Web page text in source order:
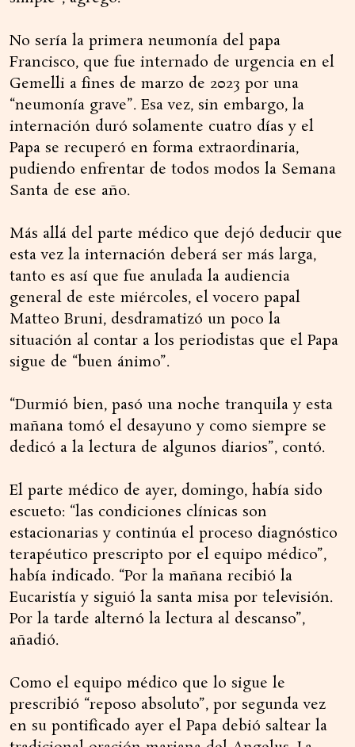
No sería la primera neumonía del papa
Francisco, que fue internado de urgencia en el
Gemelli a fines de marzo de 2023 por una
“neumonía grave”. Esa vez, sin embargo, la
internación duró solamente cuatro días y el
Papa se recuperó en forma extraordinaria,
pudiendo enfrentar de todos modos la Semana
Santa de ese año.
Más allá del parte médico que dejó deducir que
esta vez la internación deberá ser más larga,
tanto es así que fue anulada la audiencia
general de este miércoles, el vocero papal
Matteo Bruni, desdramatizó un poco la
situación al contar a los periodistas que el Papa
sigue de “buen ánimo”.
“Durmió bien, pasó una noche tranquila y esta
mañana tomó el desayuno y como siempre se
dedicó a la lectura de algunos diarios”, contó.
El parte médico de ayer, domingo, había sido
escueto: “las condiciones clínicas son
estacionarias y continúa el proceso diagnóstico
terapéutico prescripto por el equipo médico”,
había indicado. “Por la mañana recibió la
Eucaristía y siguió la santa misa por televisión.
Por la tarde alternó la lectura al descanso”,
añadió.
Como el equipo médico que lo sigue le
prescribió “reposo absoluto”, por segunda vez
en su pontificado ayer el Papa debió saltear la